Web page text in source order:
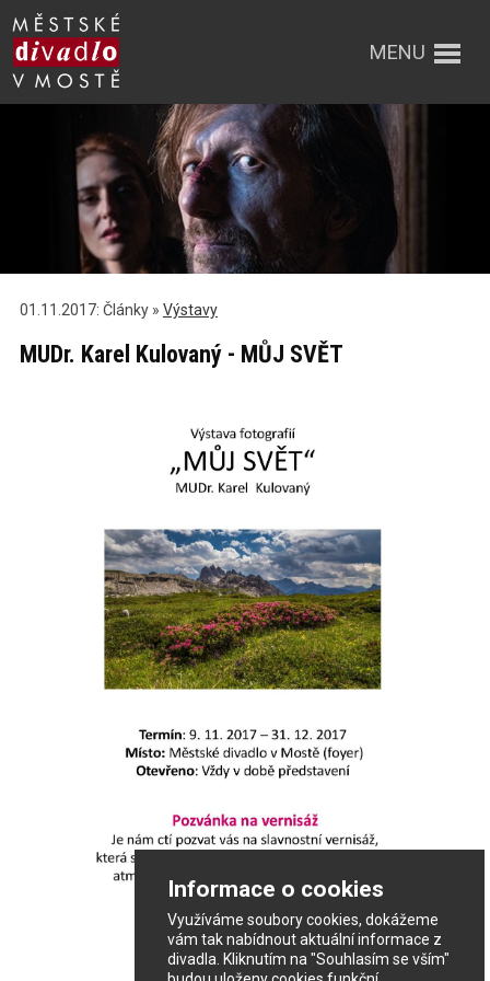
Informace o cookies
Využíváme soubory cookies, dokážeme
vám tak nabídnout aktuální informace z
divadla. Kliknutím na "Souhlasím se vším"
MENU
01.11.2017: Články » Výstavy
MUDr. Karel Kulovaný - MŮJ SVĚT